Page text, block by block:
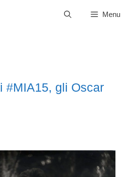
Menu
#MIA15, gli Oscar